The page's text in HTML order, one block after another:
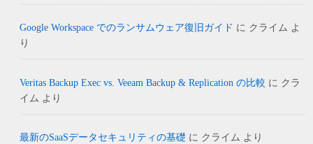
Google Workspace でのランサムウェア復旧ガイド に クライム よ
り
Veritas Backup Exec vs. Veeam Backup & Replication の比較 に クラ
イム より
最新のSaaSデータセキュリティの基礎 に クライム より